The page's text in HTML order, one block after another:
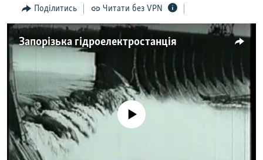
Перейти
до
пошуку
ПОГЛЯД
ІНТЕРВ'Ю
ВСЕ ЗА ДЕНЬ
СПЕЦПРОЕКТИ
ДЕПОРТАЦІЯ
ВІДЕОУРОКИ «ELIFBE»
СВІДЧЕННЯ ОКУПАЦІЇ
УКРАЇНСЬКА ПРОБЛЕМА КРИМУ
ЯК ОБІЙТИ БЛОКУВАННЯ
Русский
Qırımtatar
Поділитись Читати без VPN
Запорізька гідроелектростанція
No media source currently available